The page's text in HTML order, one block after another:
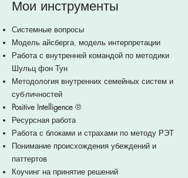
Мои инструменты
Системные вопросы
Модель айсберга, модель интерпретации
Работа с внутренней командой по методики
Шульц фон Тун
Методология внутренних семейных систем и
суб-личностей
Positive Intelligence ®
Ресурсная работа
Работа с блоками и страхами по методу РЭТ
Понимание происхождения убеждений и
паттертов
Коучинг на принятие решений